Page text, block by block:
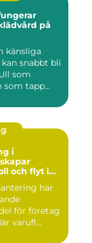
på
känsliga
snabbt bli
som
som tapp...
i
och flyt i
har
för företag
varufl...